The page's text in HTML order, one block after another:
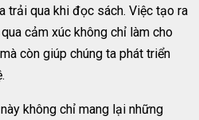
trải qua khi đọc sách. Việc tạo ra
cảm xúc không chỉ làm cho
còn giúp chúng ta phát triển
không chỉ mang lại những